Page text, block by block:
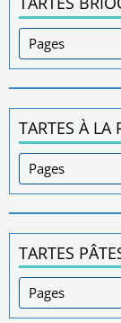
TARTES À LA
TARTES